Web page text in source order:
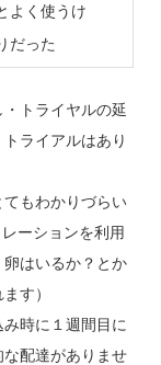
よく使うけ
だった
トライヤルの延
ライアルはあり
もわかりづらい
ーションを利用
はいるか？とか
す）
時に１週間目に
配達がありませ